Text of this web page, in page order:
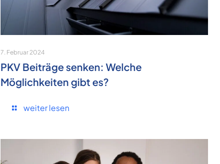
7. Februar 2024
PKV Beiträge senken: Welche
Möglichkeiten gibt es?
weiter lesen